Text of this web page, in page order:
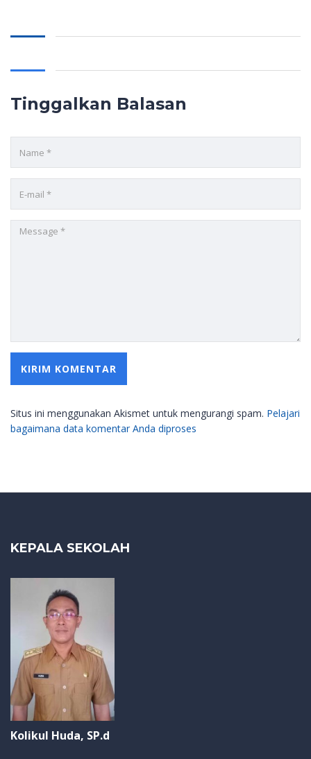
Tinggalkan Balasan
Situs ini menggunakan Akismet untuk mengurangi spam. Pelajari
bagaimana data komentar Anda diproses
KEPALA SEKOLAH
Kolikul Huda, SP.d